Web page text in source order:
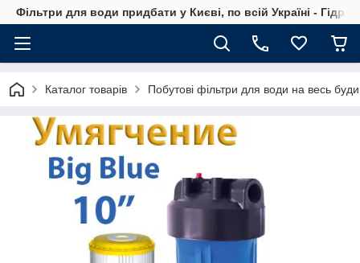
Фільтри для води придбати у Києві, по всій Україні - Гідро-
Каталог товарів Побутові фільтри для води на весь